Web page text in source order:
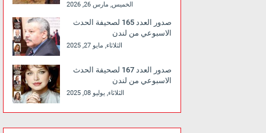
الخميس, مارس 26, 2026
صدور العدد 165 لصحيفة الحدث
الاسبوعي من لندن
الثلاثاء, مايو 27, 2025
صدور العدد 167 لصحيفة الحدث
الاسبوعي من لندن
الثلاثاء, يوليو 08, 2025